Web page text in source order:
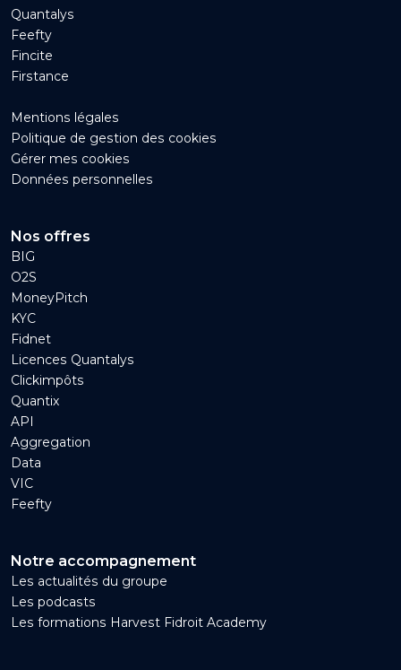
Quantalys
Feefty
Fincite
Firstance
Mentions légales
Politique de gestion des cookies
Gérer mes cookies
Données personnelles
Nos offres
BIG
O2S
MoneyPitch
KYC
Fidnet
Licences Quantalys
Clickimpôts
Quantix
API
Aggregation
Data
VIC
Feefty
Notre accompagnement
Les actualités du groupe
Les podcasts
Les formations Harvest Fidroit Academy